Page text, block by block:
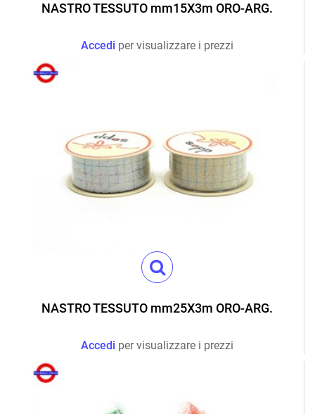
NASTRO TESSUTO mm15X3m ORO-ARG.
Accedi per visualizzare i prezzi
NASTRO TESSUTO mm25X3m ORO-ARG.
Accedi per visualizzare i prezzi